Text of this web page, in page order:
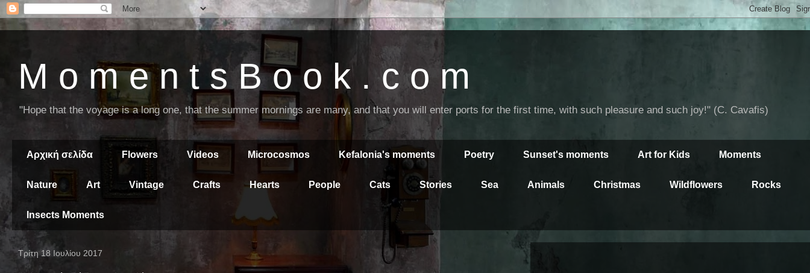
M o m e n t s B o o k . c o m
"Hope that the voyage is a long one, that the summer mornings are many, and that you will enter ports for the first time, with such pleasure and such joy!" (C. Cavafis)
Αρχική σελίδα Flowers Videos Microcosmos Kefalonia's moments Poetry Sunset's moments Art for Kids Moments
Nature Art Vintage Crafts Hearts People Cats Stories Sea Animals Christmas Wildflowers Rocks
Insects Moments
Τρίτη 18 Ιουλίου 2017